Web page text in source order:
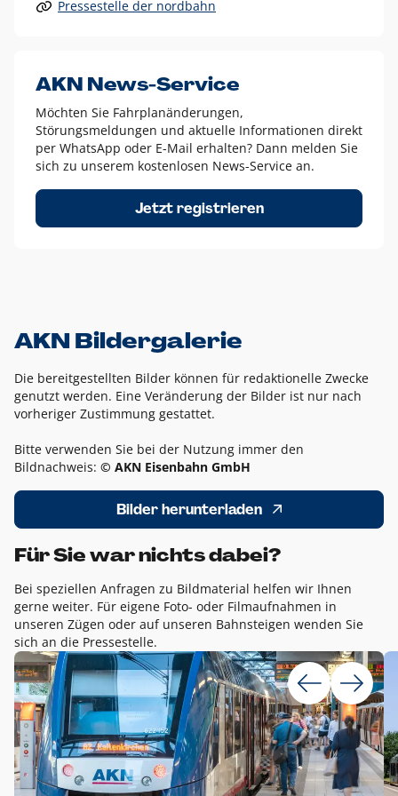
Alle anderen Logo-Varianten dürfen nur in Ausnahmefällen
Diese Ausnahmen sind zum Beispiel:
dem AKN Blau,
weißes Logo auf Fotohintergründen,
schwarzes Logo für reine Schwarz-Weiß-Umsetzungen
Um das Logo herum muss ein Schutzraum von jeweils einer
Höhe bzw. Breite des N aus AKN in alle Richtungen
Pressestelle der nordbahn
AKN News-Service
Möchten Sie Fahrplanänderungen,
Störungsmeldungen und aktuelle Informationen direkt
per WhatsApp oder E-Mail erhalten? Dann melden Sie
sich zu unserem kostenlosen News-Service an.
Jetzt registrieren
AKN Bildergalerie
Die bereitgestellten Bilder können für redaktionelle Zwecke
genutzt werden. Eine Veränderung der Bilder ist nur nach
vorheriger Zustimmung gestattet.
Bitte verwenden Sie bei der Nutzung immer den
Bildnachweis: © AKN Eisenbahn GmbH
Bilder herunterladen
Für Sie war nichts dabei?
Bei speziellen Anfragen zu Bildmaterial helfen wir Ihnen
gerne weiter. Für eigene Foto- oder Filmaufnahmen in
unseren Zügen oder auf unseren Bahnsteigen wenden Sie
sich an die Pressestelle.